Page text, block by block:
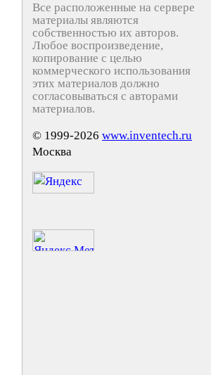
Все расположенные на сервере
материалы являются
собственностью их авторов.
Любое воспроизведение,
копирование с целью
коммерческого использования
этих материалов должно
согласовываться с авторами
материалов.
© 1999-2026 www.inventech.ru
Москва